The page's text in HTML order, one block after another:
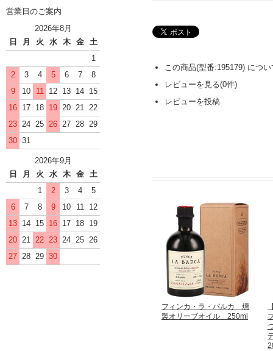
この商品(型番:195179) につ
レビューを見る(0件)
レビューを投稿
フィンカ・ラ・バルカ 燻
製オリーブオイル 250ml
営業日のご案内
2026年8月
日
月 火 水 木 金
土
1
2
3 4 5 6 7
8
9
10 11 12 13 14 15
16 17 18 19 20 21 22
23 24 25 26 27 28 29
30 31
2026年9月
日
月 火 水 木 金
土
1
2 3 4
5
6
7 8 9 10 11
12
13 14 15 16 17 18 19
20 21 22 23 24 25 26
27 28 29 30